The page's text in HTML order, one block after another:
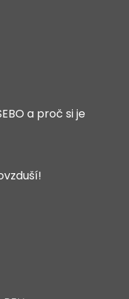
a proč si je